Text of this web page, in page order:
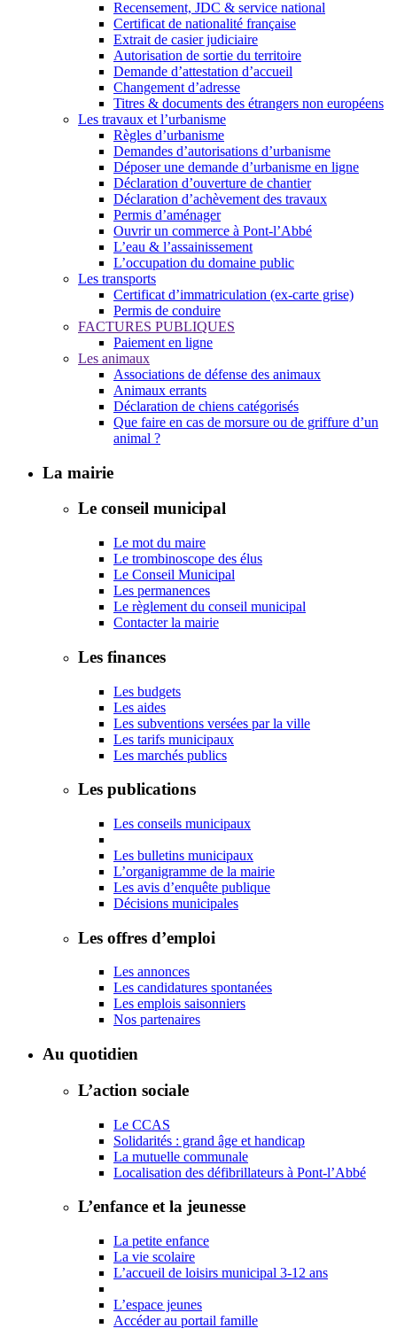
Recensement, JDC & service national
Certificat de nationalité française
Extrait de casier judiciaire
Autorisation de sortie du territoire
Demande d’attestation d’accueil
Changement d’adresse
Titres & documents des étrangers non européens
Les travaux et l’urbanisme
Règles d’urbanisme
Demandes d’autorisations d’urbanisme
Déposer une demande d’urbanisme en ligne
Déclaration d’ouverture de chantier
Déclaration d’achèvement des travaux
Permis d’aménager
Ouvrir un commerce à Pont-l’Abbé
L’eau & l’assainissement
L’occupation du domaine public
Les transports
Certificat d’immatriculation (ex-carte grise)
Permis de conduire
FACTURES PUBLIQUES
Paiement en ligne
Les animaux
Associations de défense des animaux
Animaux errants
Déclaration de chiens catégorisés
Que faire en cas de morsure ou de griffure d’un
animal ?
La mairie
Le conseil municipal
Le mot du maire
Le trombinoscope des élus
Le Conseil Municipal
Les permanences
Le règlement du conseil municipal
Contacter la mairie
Les finances
Les budgets
Les aides
Les subventions versées par la ville
Les tarifs municipaux
Les marchés publics
Les publications
Les conseils municipaux
Les bulletins municipaux
L’organigramme de la mairie
Les avis d’enquête publique
Décisions municipales
Les offres d’emploi
Les annonces
Les candidatures spontanées
Les emplois saisonniers
Nos partenaires
Au quotidien
L’action sociale
Le CCAS
Solidarités : grand âge et handicap
La mutuelle communale
Localisation des défibrillateurs à Pont-l’Abbé
L’enfance et la jeunesse
La petite enfance
La vie scolaire
L’accueil de loisirs municipal 3-12 ans
L’espace jeunes
Accéder au portail famille